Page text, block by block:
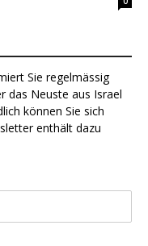
Sie regelmässig
das Neuste aus Israel
können Sie sich
enthält dazu